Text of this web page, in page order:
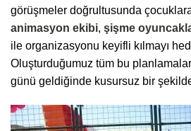
görüşmeler doğrultusunda
animasyon ekibi, şişme
ile organizasyonu keyifli kılmayı
Oluşturduğumuz tüm bu
günü geldiğinde kusursuz bir